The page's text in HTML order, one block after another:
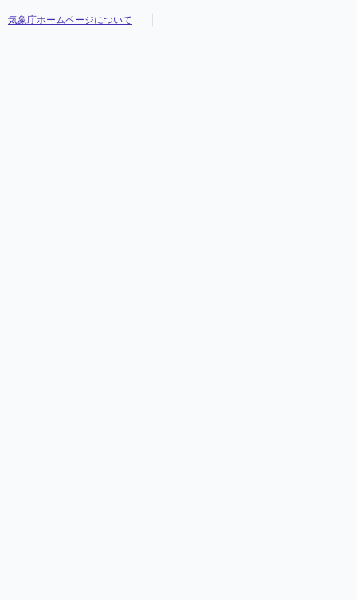
気象庁ホームページについて